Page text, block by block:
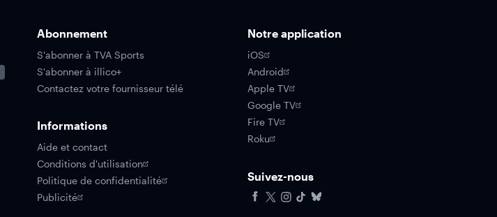
Abonnement
S'abonner à TVA Sports
S'abonner à illico+
Contactez votre fournisseur télé
Informations
Aide et contact
Conditions d'utilisation
Politique de confidentialité
Publicité
Notre application
iOS
Android
Apple TV
Google TV
Fire TV
Roku
Suivez-nous